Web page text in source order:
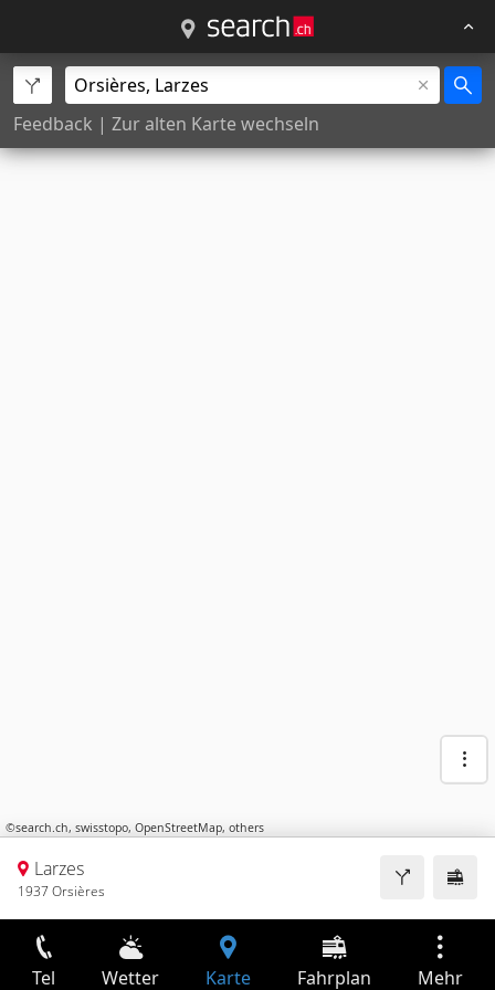
Feedback | Zur alten Karte wechseln
©search.ch, swisstopo, OpenStreetMap, others
Larzes
1937 Orsières
Tel Wetter Karte Fahrplan Mehr